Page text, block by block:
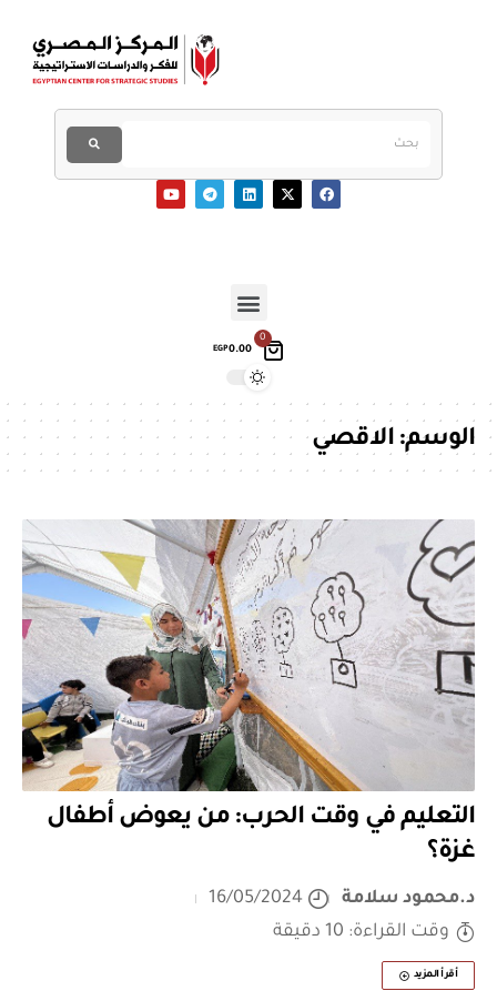
0
EGP0.00
الوسم:الاقصي
التعليم في وقت الحرب: من يعوض أطفال
غزة؟
د.محمود سلامة
16/05/2024
وقت القراءة: 10 دقيقة
أقرأ المزيد